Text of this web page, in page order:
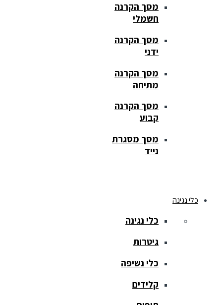
מסך הקרנה
חשמלי
מסך הקרנה
ידני
מסך הקרנה
מתיחה
מסך הקרנה
קבוע
מסך מסגרת
נייד
כלי נגינה
כלי נגינה
גיטרות
כלי נשיפה
קלידים